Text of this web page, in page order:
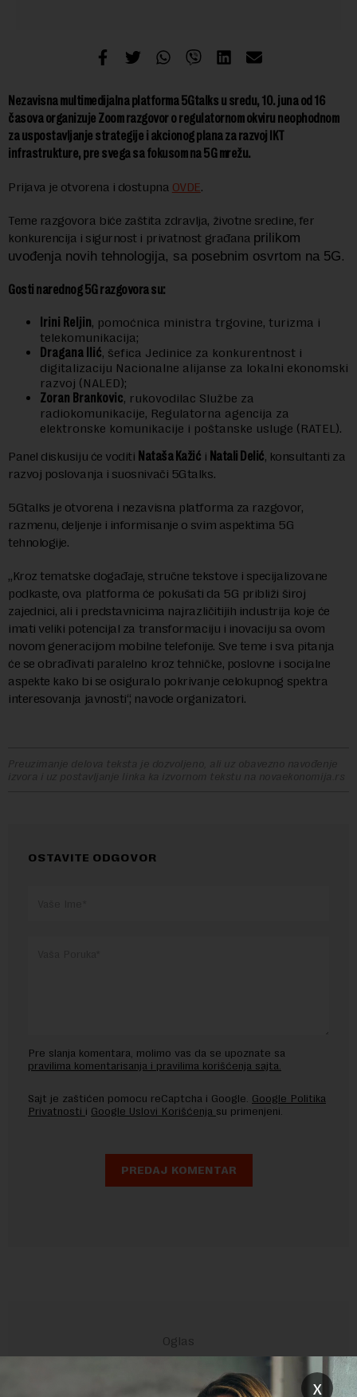
Nezavisna multimedijalna platforma 5Gtalks u sredu, 10. juna od 16
časova organizuje Zoom razgovor o regulatornom okviru neophodnom
za uspostavljanje strategije i akcionog plana za razvoj IKT
infrastrukture, pre svega sa fokusom na 5G mrežu.
Prijava je otvorena i dostupna OVDE.
Teme razgovora biće zaštita zdravlja, životne sredine, fer
konkurencija i sigurnost i privatnost građana prilikom
uvođenja novih tehnologija, sa posebnim osvrtom na 5G.
Gosti narednog 5G razgovora su:
Irini Reljin, pomoćnica ministra trgovine, turizma i
telekomunikacija;
Dragana Ilić, šefica Jedinice za konkurentnost i
digitalizaciju Nacionalne alijanse za lokalni ekonomski
razvoj (NALED);
Zoran Brankovic, rukovodilac Službe za
radiokomunikacije, Regulatorna agencija za
elektronske komunikacije i poštanske usluge (RATEL).
Panel diskusiju će voditi Nataša Kažić i Natali Delić, konsultanti za
razvoj poslovanja i suosnivači 5Gtalks.
5Gtalks je otvorena i nezavisna platforma za razgovor,
razmenu, deljenje i informisanje o svim aspektima 5G
tehnologije.
„Kroz tematske događaje, stručne tekstove i specijalizovane
podkaste, ova platforma će pokušati da 5G približi široj
zajednici, ali i predstavnicima najrazličitijih industrija koje će
imati veliki potencijal za transformaciju i inovaciju sa ovom
novom generacijom mobilne telefonije. Sve teme i sva pitanja
će se obrađivati paralelno kroz tehničke, poslovne i socijalne
aspekte kako bi se osiguralo pokrivanje celokupnog spektra
interesovanja javnosti“, navode organizatori.
Preuzimanje delova teksta je dozvoljeno, ali uz obavezno navođenje
izvora i uz postavljanje linka ka izvornom tekstu na novaekonomija.rs
OSTAVITE ODGOVOR
Pre slanja komentara, molimo vas da se upoznate sa
pravilima komentarisanja i pravilima korišćenja sajta.
Sajt je zaštićen pomocu reCaptcha i Google. Google Politika
Privatnosti i Google Uslovi Korišćenja su primenjeni.
x